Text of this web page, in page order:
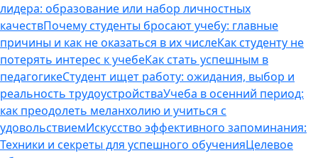
лидера: образование или набор личностных
качествПочему студенты бросают учебу: главные
причины и как не оказаться в их числеКак студенту не
потерять интерес к учебеКак стать успешным в
педагогикеСтудент ищет работу: ожидания, выбор и
реальность трудоустройстваУчеба в осенний период:
как преодолеть меланхолию и учиться с
удовольствиемИскусство эффективного запоминания:
Техники и секреты для успешного обученияЦелевое